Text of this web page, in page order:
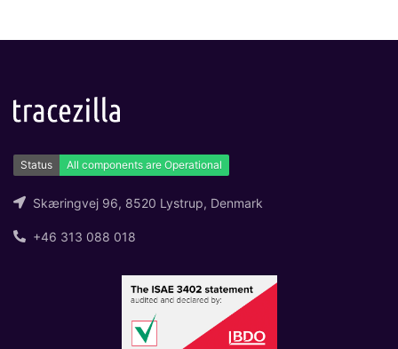
Skæringvej 96, 8520 Lystrup, Denmark
+46 313 088 018